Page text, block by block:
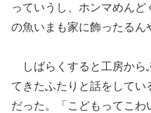
っていうし、ホンマめん
の魚いまも家に飾ったるん
しばらくすると工房から
てきたふたりと話をして
だった。「こどもってこわ